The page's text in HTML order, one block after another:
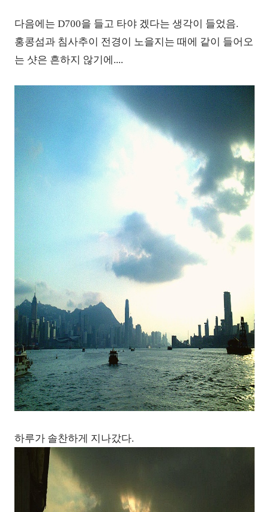
다음에는 D700을 들고 타야 겠다는 생각이 들었음.
홍콩섬과 침사추이 전경이 노을지는 때에 같이 들어오
는 샷은 흔하지 않기에....
하루가 솔찬하게 지나갔다.